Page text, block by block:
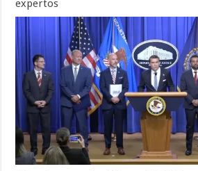
expertos